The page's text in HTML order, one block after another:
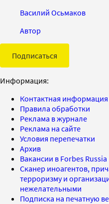
Василий Осьмаков
Автор
Подписаться
Информация:
Контактная информация
Правила обработки
Реклама в журнале
Реклама на сайте
Условия перепечатки
Архив
Вакансии в Forbes Russia
Сканер иноагентов,
терроризму и
нежелательными
Подписка на печатную